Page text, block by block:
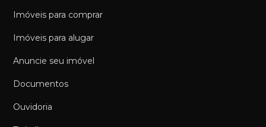
Imóveis para comprar
Imóveis para alugar
Anuncie seu imóvel
Documentos
Ouvidoria